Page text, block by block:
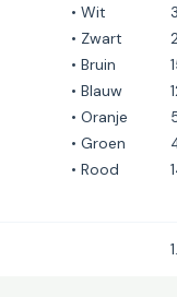
• Wit
• Zwart
• Bruin
• Blauw
• Oranje
• Groen
• Rood